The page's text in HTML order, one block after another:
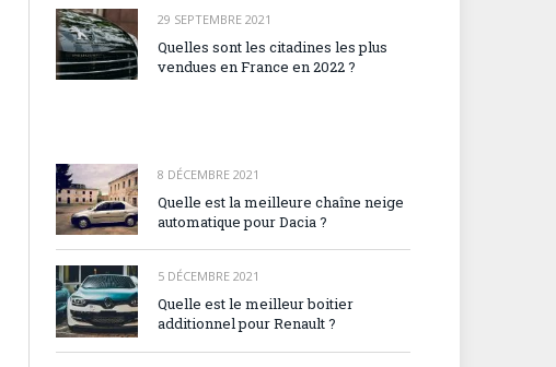
29 SEPTEMBRE 2021
Quelles sont les citadines les plus
vendues en France en 2022 ?
8 DÉCEMBRE 2021
Quelle est la meilleure chaîne neige
automatique pour Dacia ?
5 DÉCEMBRE 2021
Quelle est le meilleur boitier
additionnel pour Renault ?